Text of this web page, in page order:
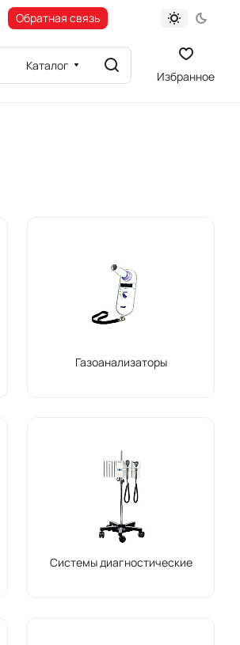
Обратная связь
Каталог
Избранное
Газоанализаторы
Системы диагностические